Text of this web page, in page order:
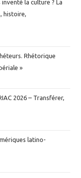
la culture ? La
histoire,
Rhétorique
»
2026 – Transférer,
latino-